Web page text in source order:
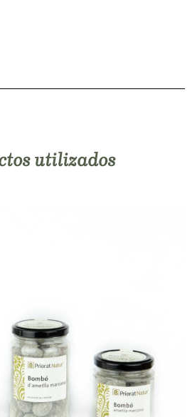
utilizados